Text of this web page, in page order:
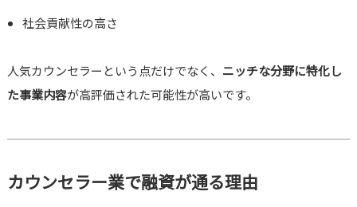
社会貢献性の高さ
人気カウンセラーという点だけでなく、 ニッチな分野に特化し
た事業内容が高評価された可能性が高いです。
カウンセラー業で融資が通る理由